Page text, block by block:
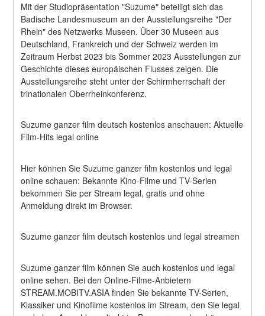
Mit der Studiopräsentation "Suzume" beteiligt sich das
Badische Landesmuseum an der Ausstellungsreihe "Der
Rhein" des Netzwerks Museen. Über 30 Museen aus
Deutschland, Frankreich und der Schweiz werden im
Zeitraum Herbst 2023 bis Sommer 2023 Ausstellungen zur
Geschichte dieses europäischen Flusses zeigen. Die
Ausstellungsreihe steht unter der Schirmherrschaft der
trinationalen Oberrheinkonferenz.
Suzume ganzer film deutsch kostenlos anschauen: Aktuelle
Film-Hits legal online
Hier können Sie Suzume ganzer film kostenlos und legal
online schauen: Bekannte Kino-Filme und TV-Serien
bekommen Sie per Stream legal, gratis und ohne
Anmeldung direkt im Browser.
Suzume ganzer film deutsch kostenlos und legal streamen
Suzume ganzer film können Sie auch kostenlos und legal
online sehen. Bei den Online-Filme-Anbietern
STREAM.MOBITV.ASIA finden Sie bekannte TV-Serien,
Klassiker und Kinofilme kostenlos im Stream, den Sie legal